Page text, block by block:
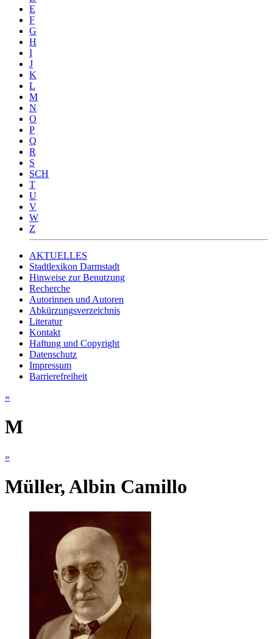
E
F
G
H
I
J
K
L
M
N
O
P
Q
R
S
SCH
T
U
V
W
Z
AKTUELLES
Stadtlexikon Darmstadt
Hinweise zur Benutzung
Recherche
Autorinnen und Autoren
Abkürzungsverzeichnis
Literatur
Kontakt
Haftung und Copyright
Datenschutz
Impressum
Barrierefreiheit
«
M
»
Müller, Albin Camillo